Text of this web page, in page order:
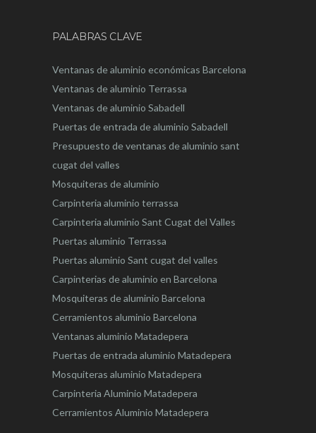
PALABRAS CLAVE
Ventanas de aluminio económicas Barcelona
Ventanas de aluminio Terrassa
Ventanas de aluminio Sabadell
Puertas de entrada de aluminio Sabadell
Presupuesto de ventanas de aluminio sant
cugat del valles
Mosquiteras de aluminio
Carpinteria aluminio terrassa
Carpinteria aluminio Sant Cugat del Valles
Puertas aluminio Terrassa
Puertas aluminio Sant cugat del valles
Carpinterias de aluminio en Barcelona
Mosquiteras de aluminio Barcelona
Cerramientos aluminio Barcelona
Ventanas aluminio Matadepera
Puertas de entrada aluminio Matadepera
Mosquiteras aluminio Matadepera
Carpinteria Aluminio Matadepera
Cerramientos Aluminio Matadepera